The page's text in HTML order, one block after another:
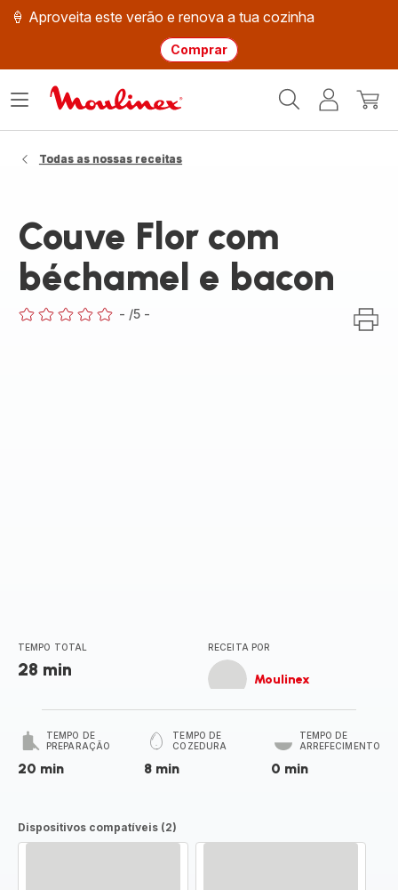
🍦 Aproveita este verão e renova a tua cozinha
Comprar
Moulinex
O
Abrir
Todas as nossas receitas
Couve Flor com
béchamel e bacon
- /5 -
TEMPO TOTAL
28 min
RECEITA POR
Moulinex
TEMPO DE
PREPARAÇÃO
20 min
TEMPO DE
COZEDURA
8 min
TEMPO DE
ARREFECIMENTO
0 min
Dispositivos compatíveis (2)